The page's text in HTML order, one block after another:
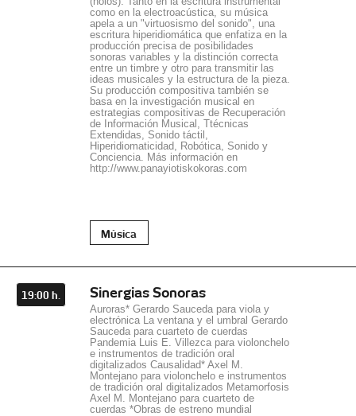
como en la electroacústica, su música
apela a un "virtuosismo del sonido", una
escritura hiperidiomática que enfatiza en la
producción precisa de posibilidades
sonoras variables y la distinción correcta
entre un timbre y otro para transmitir las
ideas musicales y la estructura de la pieza.
Su producción compositiva también se
basa en la investigación musical en
estrategias compositivas de Recuperación
de Información Musical, Ttécnicas
Extendidas, Sonido táctil,
Hiperidiomaticidad, Robótica, Sonido y
Conciencia. Más información en
http://www.panayiotiskokoras.com
Música
19:00 h. Sinergias Sonoras
Auroras* Gerardo Sauceda para viola y
electrónica La ventana y el umbral Gerardo
Sauceda para cuarteto de cuerdas
Pandemia Luis E. Villezca para violonchelo
e instrumentos de tradición oral
digitalizados Causalidad* Axel M.
Montejano para violonchelo e instrumentos
de tradición oral digitalizados Metamorfosis
Axel M. Montejano para cuarteto de
cuerdas *Obras de estreno mundial